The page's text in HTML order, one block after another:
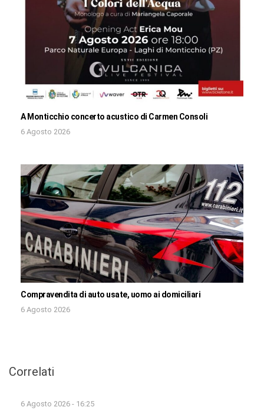
A Monticchio concerto acustico di Carmen Consoli
6 Agosto 2026
Compravendita di auto usate, uomo ai domiciliari
6 Agosto 2026
Correlati
6 Agosto 2026 - 16:25